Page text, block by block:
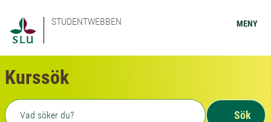
STUDENTWEBBEN MENY
Kurssök
Fritext sökning
Sök